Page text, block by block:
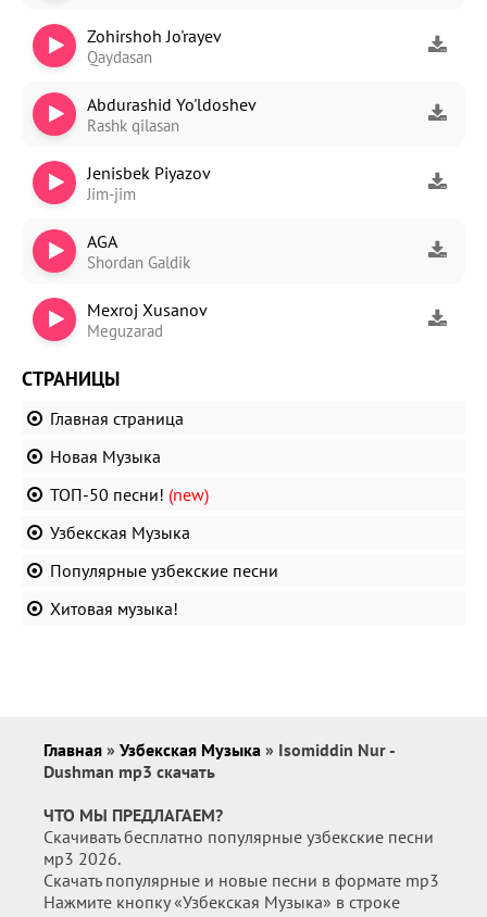
Zohirshoh Jo'rayev
Qaydasan
Abdurashid Yo'ldoshev
Rashk qilasan
Jenisbek Piyazov
Jim-jim
AGA
Shordan Galdik
Mexroj Xusanov
Meguzarad
СТРАНИЦЫ
Главная страница
Новая Музыка
ТОП-50 песни! (new)
Узбекская Музыка
Популярные узбекские песни
Хитовая музыка!
Главная » Узбекская Музыка » Isomiddin Nur -
Dushman mp3 скачать
ЧТО МЫ ПРЕДЛАГАЕМ?
Скачивать бесплатно популярные узбекские песни
мр3 2026.
Скачать популярные и новые песни в формате mp3
Нажмите кнопку «Узбекская Музыка» в строке